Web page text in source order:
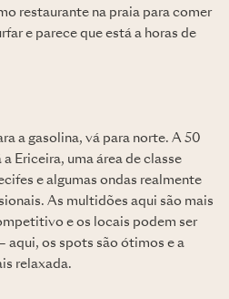
restaurante na praia para comer
e parece que está a horas de
a gasolina, vá para norte. A 50
Ericeira, uma área de classe
e algumas ondas realmente
As multidões aqui são mais
e os locais podem ser
aqui, os spots são ótimos e a
relaxada.